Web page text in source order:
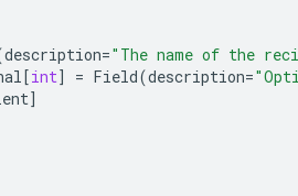
description="The name of the
[int] = Field(description=
]